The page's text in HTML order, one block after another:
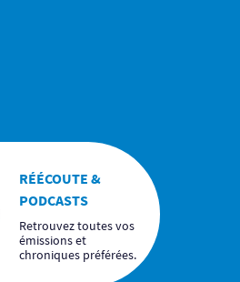
RÉÉCOUTE &
PODCASTS
Retrouvez toutes vos
émissions et
chroniques préférées.